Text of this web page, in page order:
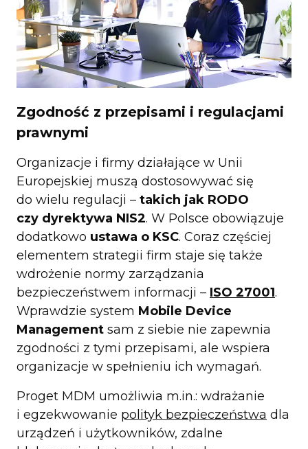
Zgodność z przepisami i regulacjami
prawnymi
Organizacje i firmy działające w Unii
Europejskiej muszą dostosowywać się
do wielu regulacji – takich jak RODO
czy dyrektywa NIS2. W Polsce obowiązuje
dodatkowo ustawa o KSC. Coraz częściej
elementem strategii firm staje się także
wdrożenie normy zarządzania
bezpieczeństwem informacji – ISO 27001.
Wprawdzie system Mobile Device
Management sam z siebie nie zapewnia
zgodności z tymi przepisami, ale wspiera
organizacje w spełnieniu ich wymagań.
Proget MDM umożliwia m.in.: wdrażanie
i egzekwowanie polityk bezpieczeństwa dla
urządzeń i użytkowników, zdalne